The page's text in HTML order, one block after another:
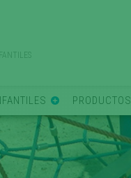
PRODUCTOS